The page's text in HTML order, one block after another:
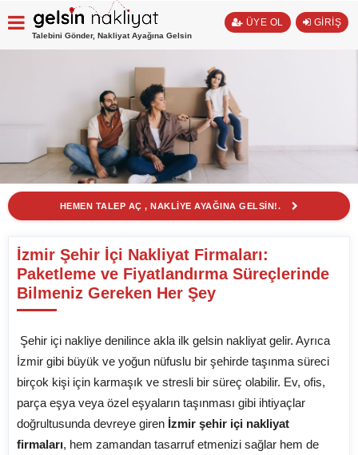
Talebini Gönder, Nakliyat Ayağına Gelsin
ÜYE OL GİRİŞ
HEMEN TALEP AÇ , NAKLİYE AYAĞINA GELSİN!.
İzmir Şehir İçi Nakliyat Firmaları:
Paketleme ve Fiyatlandırma Süreçlerinde
Bilmeniz Gereken Her Şey
Şehir içi nakliye denilince akla ilk gelsin nakliyat gelir. Ayrıca
İzmir gibi büyük ve yoğun nüfuslu bir şehirde taşınma süreci
birçok kişi için karmaşık ve stresli bir süreç olabilir. Ev, ofis,
parça eşya veya özel eşyaların taşınması gibi ihtiyaçlar
doğrultusunda devreye giren İzmir şehir içi nakliyat
firmaları, hem zamandan tasarruf etmenizi sağlar hem de